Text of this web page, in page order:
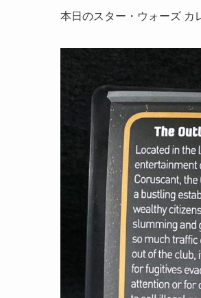
本日のスター・ウォーズ カ